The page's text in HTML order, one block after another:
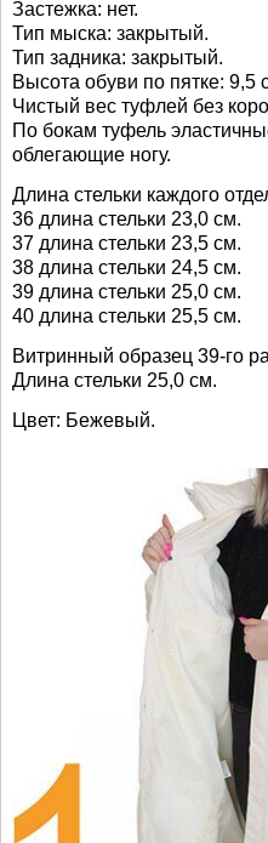
Застежка: нет.
Тип мыска: закрытый.
Тип задника: закрытый.
Высота обуви по пятке: 9,5
Чистый вес туфлей без
По бокам туфель
облегающие ногу.
Длина стельки каждого
36 длина стельки 23,0 см.
37 длина стельки 23,5 см.
38 длина стельки 24,5 см.
39 длина стельки 25,0 см.
40 длина стельки 25,5 см.
Витринный образец 39-го
Длина стельки 25,0 см.
Цвет: Бежевый.